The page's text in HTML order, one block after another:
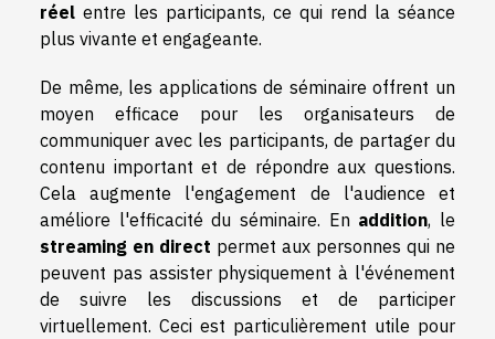
réel entre les participants, ce qui rend la séance
plus vivante et engageante.
De même, les applications de séminaire offrent un
moyen efficace pour les organisateurs de
communiquer avec les participants, de partager du
contenu important et de répondre aux questions.
Cela augmente l'engagement de l'audience et
améliore l'efficacité du séminaire. En addition, le
streaming en direct permet aux personnes qui ne
peuvent pas assister physiquement à l'événement
de suivre les discussions et de participer
virtuellement. Ceci est particulièrement utile pour